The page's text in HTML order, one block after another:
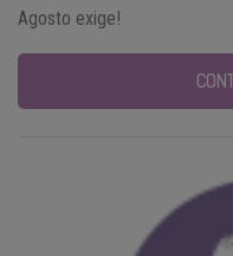
Agosto exige!